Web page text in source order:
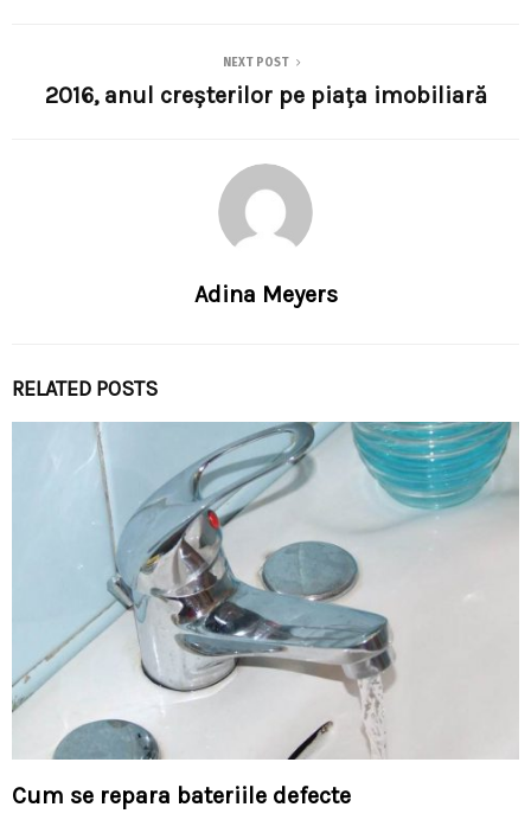
NEXT POST
2016, anul creșterilor pe piața imobiliară
Adina Meyers
RELATED POSTS
Cum se repara bateriile defecte